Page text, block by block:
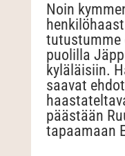
Noin
tutustumme
puolilla
kyläläisiin.
saavat
päästään
tapaamaan